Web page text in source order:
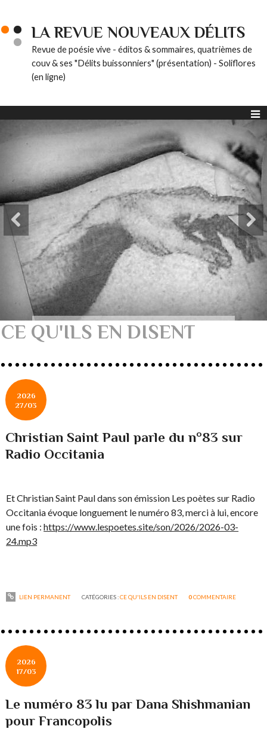
LA REVUE NOUVEAUX DÉLITS
Revue de poésie vive - éditos & sommaires, quatrièmes de
couv & ses "Délits buissonniers" (présentation) - Soliflores
(en ligne)
CE QU'ILS EN DISENT
2026
27/03
Christian Saint Paul parle du n°83 sur
Radio Occitania
Et Christian Saint Paul dans son émission Les poètes sur Radio
Occitania évoque longuement le numéro 83, merci à lui, encore
une fois :https://www.lespoetes.site/son/2026/2026-03-
24.mp3
LIEN PERMANENT CATÉGORIES :CE QU'ILS EN DISENT 0COMMENTAIRE
2026
17/03
Le numéro 83 lu par Dana Shishmanian
pour Francopolis